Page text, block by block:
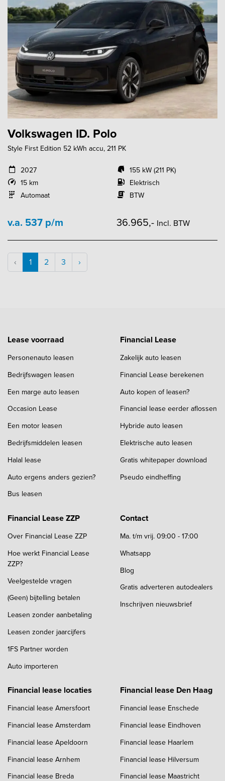
Volkswagen ID. Polo
Style First Edition 52 kWh accu, 211 PK
2027
15 km
Automaat
155 kW (211 PK)
Elektrisch
BTW
v.a. 537 p/m 36.965,- Incl. BTW
‹ 1 2 3 ›
Lease voorraad
Personenauto leasen
Bedrijfswagen leasen
Een marge auto leasen
Occasion Lease
Een motor leasen
Bedrijfsmiddelen leasen
Halal lease
Auto ergens anders gezien?
Bus leasen
Financial Lease
Zakelijk auto leasen
Financial Lease berekenen
Auto kopen of leasen?
Financial lease eerder aflossen
Hybride auto leasen
Elektrische auto leasen
Gratis whitepaper download
Pseudo eindheffing
Financial Lease ZZP
Over Financial Lease ZZP
Hoe werkt Financial Lease
ZZP?
Veelgestelde vragen
(Geen) bijtelling betalen
Leasen zonder aanbetaling
Leasen zonder jaarcijfers
1FS Partner worden
Auto importeren
Contact
Ma. t/m vrij. 09:00 - 17:00
Whatsapp
Blog
Gratis adverteren autodealers
Inschrijven nieuwsbrief
Financial lease locaties
Financial lease Amersfoort
Financial lease Amsterdam
Financial lease Apeldoorn
Financial lease Arnhem
Financial lease Breda
Financial lease Den Haag
Financial lease Enschede
Financial lease Eindhoven
Financial lease Haarlem
Financial lease Hilversum
Financial lease Maastricht